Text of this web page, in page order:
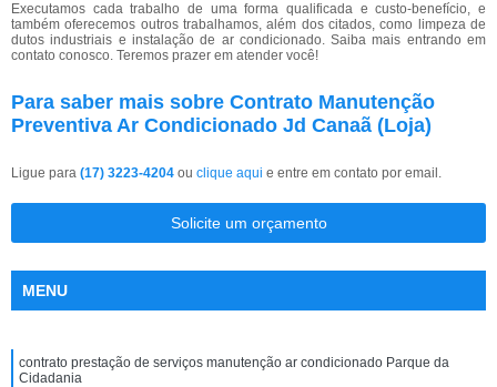
Executamos cada trabalho de uma forma qualificada e custo-benefício, e
também oferecemos outros trabalhamos, além dos citados, como limpeza de
dutos industriais e instalação de ar condicionado. Saiba mais entrando em
contato conosco. Teremos prazer em atender você!
Para saber mais sobre Contrato Manutenção
Preventiva Ar Condicionado Jd Canaã (Loja)
Ligue para (17) 3223-4204 ou clique aqui e entre em contato por email.
Solicite um orçamento
MENU
contrato prestação de serviços manutenção ar condicionado Parque da
Cidadania